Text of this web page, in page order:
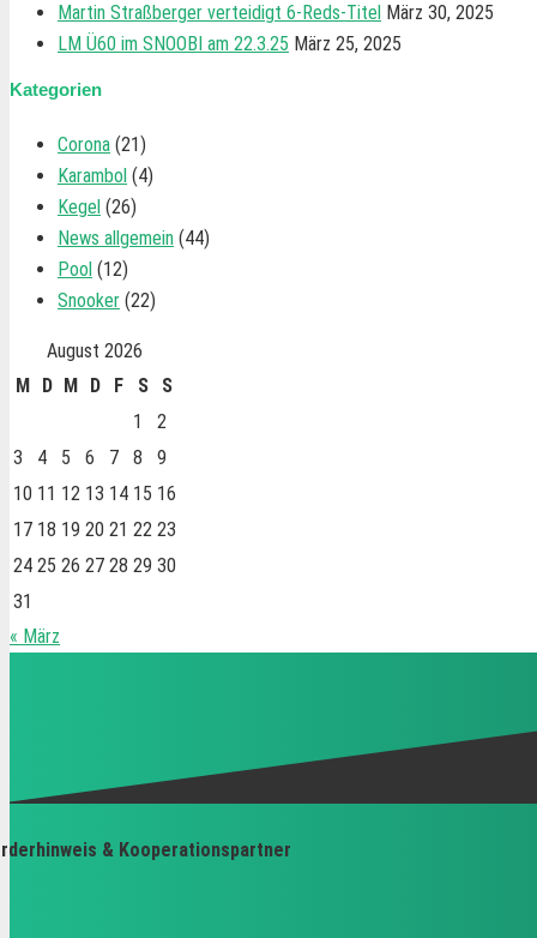
Martin Straßberger verteidigt 6-Reds-Titel März 30, 2025
LM Ü60 im SNOOBI am 22.3.25 März 25, 2025
Kategorien
Corona (21)
Karambol (4)
Kegel (26)
News allgemein (44)
Pool (12)
Snooker (22)
August 2026
M D M D F S
S
1
2
3
4 5 6 7 8
9
10 11 12 13 14 15 16
17 18 19 20 21 22 23
24 25 26 27 28 29 30
31
« März
& Kooperationspartner